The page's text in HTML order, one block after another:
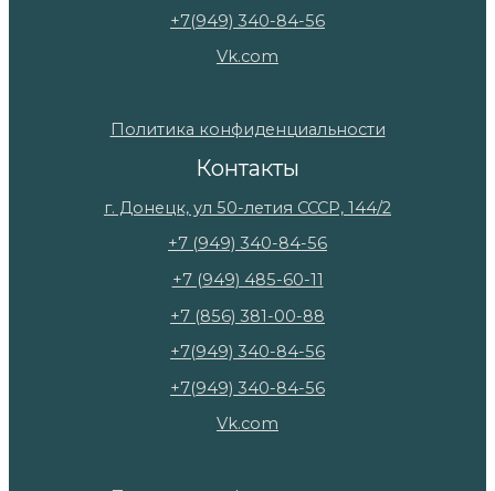
+7(949) 340-84-56
Vk.com
Политика конфиденциальности
Контакты
г. Донецк, ул 50-летия СССР, 144/2
+7 (949) 340-84-56
+7 (949) 485-60-11
+7 (856) 381-00-88
+7(949) 340-84-56
+7(949) 340-84-56
Vk.com